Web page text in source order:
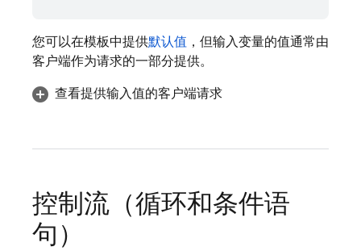
您可以在模板中提供默认值 ，但输入变量的值通常由
客户端作为请求的一部分提供。
查看提供输入值的客户端请求
控制流（循环和条件语
句）